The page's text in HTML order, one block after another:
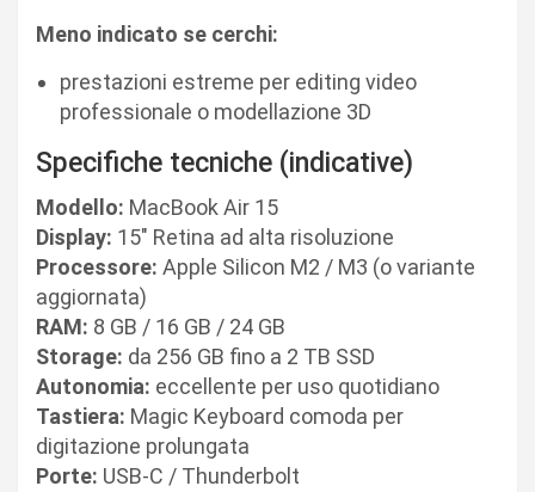
Meno indicato se cerchi:
prestazioni estreme per editing video
professionale o modellazione 3D
Specifiche tecniche (indicative)
Modello: MacBook Air 15
Display: 15″ Retina ad alta risoluzione
Processore: Apple Silicon M2 / M3 (o variante
aggiornata)
RAM: 8 GB / 16 GB / 24 GB
Storage: da 256 GB fino a 2 TB SSD
Autonomia: eccellente per uso quotidiano
Tastiera: Magic Keyboard comoda per
digitazione prolungata
Porte: USB-C / Thunderbolt